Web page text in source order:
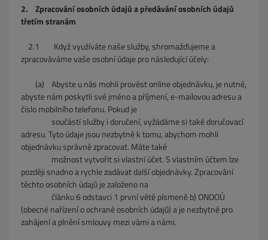
2. Zpracování osobních údajů a předávání osobních údajů
třetím stranám
2.1 Když využíváte naše služby, shromažďujeme a
zpracováváme vaše osobní údaje pro následující účely:
(a) Abyste u nás mohli provést online objednávku, je nutné,
abyste nám poskytli své jméno a příjmení, e-mailovou adresu a
číslo mobilního telefonu. Pokud je
součástí služby i doručení, vyžádáme si také doručovací
adresu. Tyto údaje jsou nezbytné k tomu, abychom mohli
objednávku správně zpracovat. Máte také
možnost vytvořit si vlastní účet. S vlastním účtem lze
později snadno a rychle zadávat další objednávky. Zpracování
těchto osobních údajů je založeno na
článku 6 odstavci 1 první větě písmeně b) ONOOÚ
(obecné nařízení o ochraně osobních údajů) a je nezbytné pro
zahájení a plnění smlouvy mezi vámi a námi.